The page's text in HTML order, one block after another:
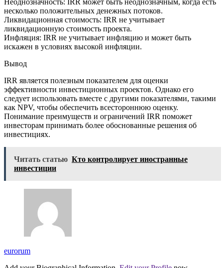
Неоднозначность: IRR может быть неоднозначным, когда есть
несколько положительных денежных потоков.
Ликвидационная стоимость: IRR не учитывает
ликвидационную стоимость проекта.
Инфляция: IRR не учитывает инфляцию и может быть
искажен в условиях высокой инфляции.
Вывод
IRR является полезным показателем для оценки
эффективности инвестиционных проектов. Однако его
следует использовать вместе с другими показателями, такими
как NPV, чтобы обеспечить всестороннюю оценку.
Понимание преимуществ и ограничений IRR поможет
инвесторам принимать более обоснованные решения об
инвестициях.
Читать статью Кто контролирует иностранные
инвестиции
eurorum